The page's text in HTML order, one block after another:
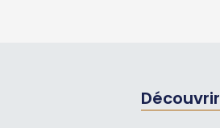
Découvrir